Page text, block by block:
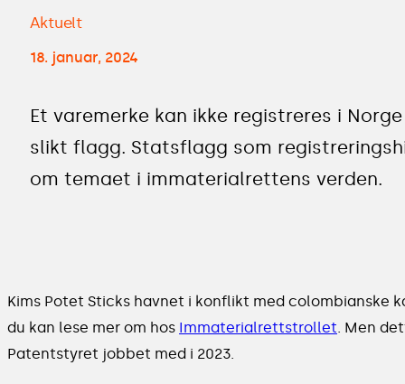
Aktuelt
18. januar, 2024
Et varemerke kan ikke registreres i
slikt flagg. Statsflagg som
om temaet i immaterialrettens verden.
Kims Potet Sticks havnet i konflikt med colombianske
du kan lese mer om hos Immaterialrettstrollet . Men
Patentstyret jobbet med i 2023.